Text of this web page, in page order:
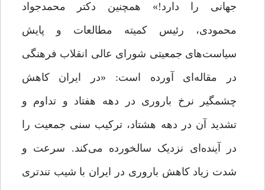
جهانی را دارد!» همچنین دکتر محمدجواد
محمودی، رئیس کمیته مطالعات و پایش
سیاست‌های جمعیتی شورای عالی انقلاب فرهنگی
در مقاله‌ای آورده است: «در ایران کاهش
چشمگیر نرخ باروری در دهه‌ هفتاد و تداوم و
تشدید آن در دهه‌ هشتاد، ترکیب سنی جمعیت را
در آینده‌‌ای نزدیک سالخورده می‌کند. سرعت و
شدت زیاد کاهش باروری در ایران با شیب تندتری